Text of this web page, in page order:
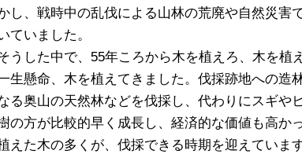
し、戦時中の乱伐による山林の荒廃や自然災害
ていました。
うした中で、55年ころから木を植えろ、木を植
生懸命、木を植えてきました。伐採跡地への造
る奥山の天然林などを伐採し、代わりにスギや
の方が比較的早く成長し、経済的な価値も高か
えた木の多くが、伐採できる時期を迎えています